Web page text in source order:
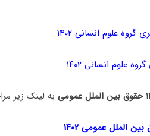
علوم انسانی ۱۴۰۲
علوم انسانی ۱۴۰۲
به لینک زیر
الملل عمومی ۱۴۰۲